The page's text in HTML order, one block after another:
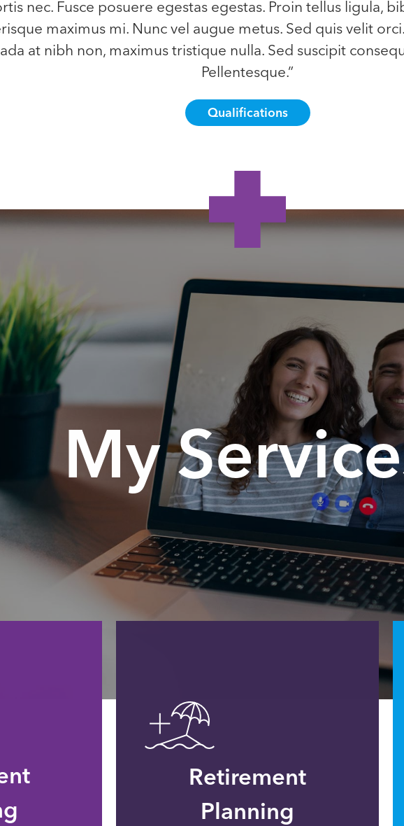
nec. Fusce posuere egestas egestas. Proin tellus ligula,
maximus mi. Nunc vel augue metus. Sed quis velit
at nibh non, maximus tristique nulla. Sed suscipit
Pellentesque.”
Qualifications
My
Retirement
Planning